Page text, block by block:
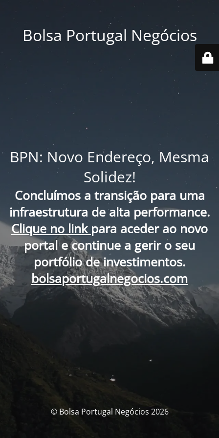
Bolsa Portugal Negócios
BPN: Novo Endereço, Mesma
Solidez!
Concluímos a transição para uma
infraestrutura de alta performance.
Clique no link para aceder ao novo
portal e continue a gerir o seu
portfólio de investimentos.
bolsaportugalnegocios.com
© Bolsa Portugal Negócios 2026